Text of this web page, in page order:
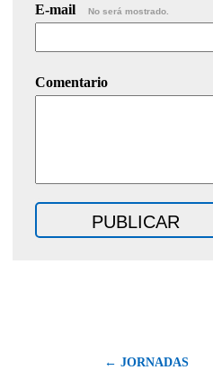
E-mail No será mostrado.
Comentario
← JORNADAS